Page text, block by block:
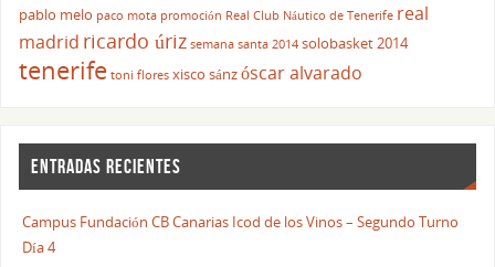
pablo melo paco mota promoción Real Club Náutico de Tenerife real
madrid ricardo úriz semana santa 2014 solobasket 2014
tenerife toni flores xisco sánzóscar alvarado
ENTRADAS RECIENTES
Campus Fundación CB Canarias Icod de los Vinos – Segundo Turno
Día 4